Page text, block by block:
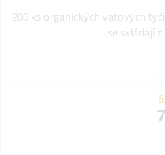
200 ks organických vatových
se skládají